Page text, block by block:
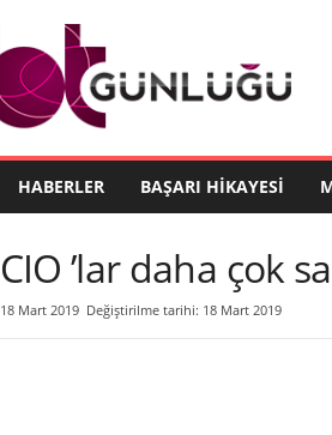
HABERLER BAŞARI HIKAYESI
CIO ’lar daha çok
18 Mart 2019 Değiştirilme tarihi: 18 Mart 2019